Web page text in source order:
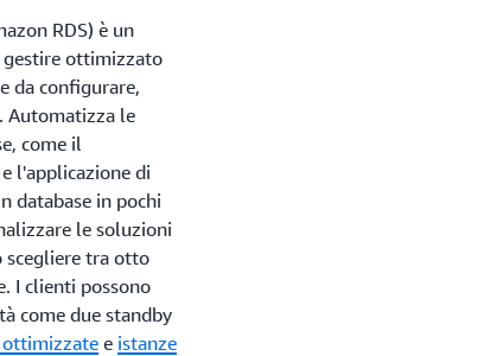
RDS) è un
gestire ottimizzato
da configurare,
Automatizza le
come il
l'applicazione di
database in pochi
le soluzioni
scegliere tra otto
I clienti possono
come due standby
e istanze